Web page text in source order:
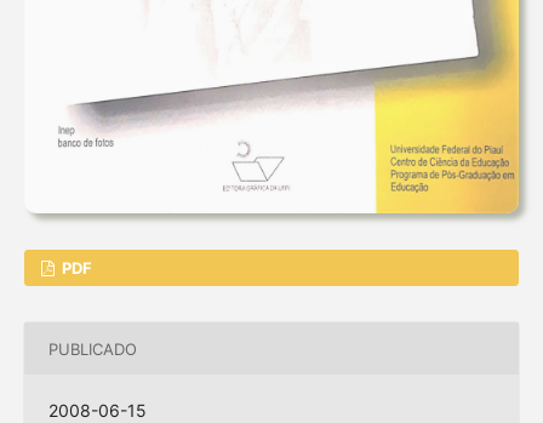
PDF
PUBLICADO
2008-06-15